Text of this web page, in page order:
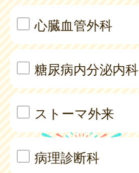
心臓血管外科
糖尿病内分泌内科
ストーマ外来
病理診断科